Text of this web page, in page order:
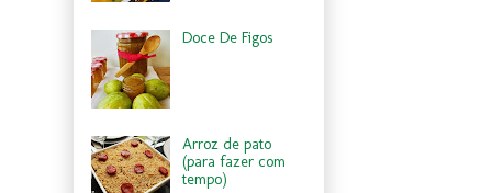
Doce De Figos
Arroz de pato
(para fazer com
tempo)